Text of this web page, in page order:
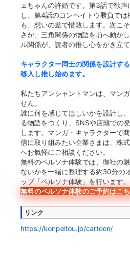
ェちゃんの許婚です。第3話で歓
し、第4話のコンペイトウ勝負では
も、想いの差で惜敗します。次こ
さが、三角関係の物語を前へ動か
ル関係が、読者の推し心をかき立て
キャラクター同士の関係を設計す
移入し推し始めます。
私たちアンシャントマンは、マン
せん。
誰に何を感じてほしいかを設計し
る物語をつくり、SNSや店頭での
します。マンガ・キャラクターで
信に取り組みたい企業さまは、株
へお氣軽にご相談ください。
無料のペルソナ体験では、御社の
ないかを一緒に整理する約30分の
ップ「ペルソナ体験」を行います。
無料のペルソナ体験のご予約はこ
リンク
https://konpeitou.jp/cartoon/